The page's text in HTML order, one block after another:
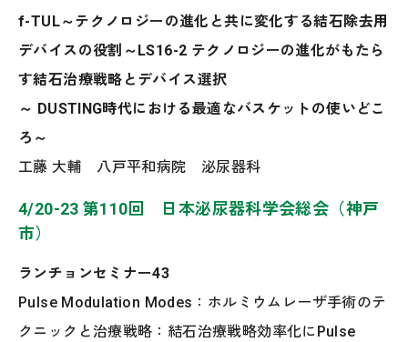
f-TUL～テクノロジーの進化と共に変化する結石除去用
デバイスの役割～LS16-2 テクノロジーの進化がもたら
す結石治療戦略とデバイス選択
～ DUSTING時代における最適なバスケットの使いどこ
ろ～
工藤 大輔 八戸平和病院 泌尿器科
4/20-23 第110回 日本泌尿器科学会総会（神戸
市）
ランチョンセミナー43
Pulse Modulation Modes：ホルミウムレーザ手術のテ
クニックと治療戦略：結石治療戦略効率化にPulse